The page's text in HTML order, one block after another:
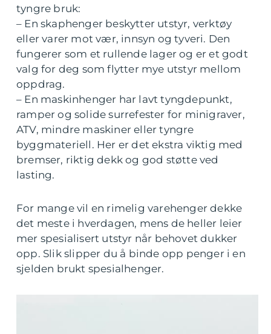
tyngre bruk:
– En skaphenger beskytter utstyr, verktøy
eller varer mot vær, innsyn og tyveri. Den
fungerer som et rullende lager og er et godt
valg for deg som flytter mye utstyr mellom
oppdrag.
– En maskinhenger har lavt tyngdepunkt,
ramper og solide surrefester for minigraver,
ATV, mindre maskiner eller tyngre
byggmateriell. Her er det ekstra viktig med
bremser, riktig dekk og god støtte ved
lasting.
For mange vil en rimelig varehenger dekke
det meste i hverdagen, mens de heller leier
mer spesialisert utstyr når behovet dukker
opp. Slik slipper du å binde opp penger i en
sjelden brukt spesialhenger.